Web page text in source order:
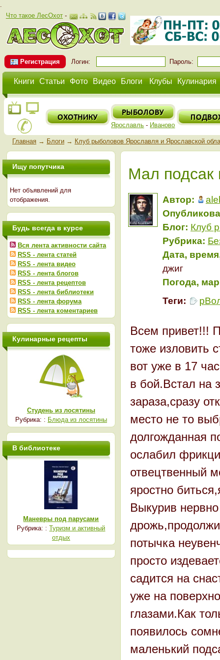
.
Что такое ЛесОхот-
Регистрация Логин: Пароль:
Книги Статьи Фото Видео Блоги Клубы Кулинария
Ярославль - Иваново
Главная→ Блоги→ Клуб рыболовов Ярославля и Ярославской
Мал подсак
Автор:
Блог: Клуб
Рубрика:
Дата,
джиг
Погода,
Теги:
Всем привет!!!
тоже изловить
вот уже в 17
в бой.Встал на
зараза,сразу
место не то
долгожданная
ослабил
отвецтвенный
яростно
Выкурив
потычка
просто
садится на
уже на
глазами.Как
появилось
маленький
Ищу попутчика
Нет объявлений для
отображения.
Будь всегда в курсе
Вся лента активности сайта
RSS - лента статей
RSS - лента видео
RSS - лента блогов
RSS - лента рецептов
RSS - лента библиотеки
RSS - лента форума
RSS - лента коментариев
Кулинарные рецепты
Студень из лосятины
Рубрика: : Блюда из лосятины
В библиотеке
Маневры под парусами
Рубрика: :Туризм и активный
отдых